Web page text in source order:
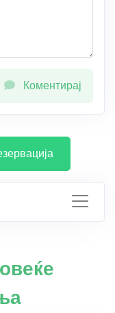
Коментирај